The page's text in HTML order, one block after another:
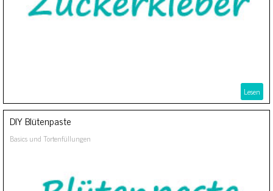
Lesen
DIY Blütenpaste
Basics und Tortenfüllungen